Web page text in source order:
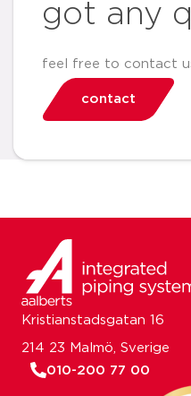
got any
feel free to contact
contact
Kristianstadsgatan 16
214 23 Malmö, Sverige
010-200 77 00